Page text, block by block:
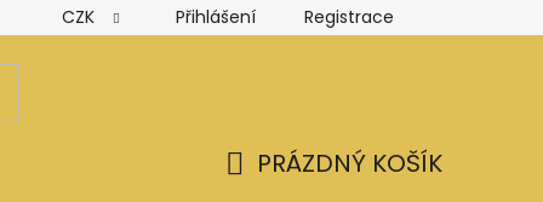
Hodnocení obchodu Obchodní podmínky
CZK Přihlášení Registrace
PRÁZDNÝ KOŠÍK